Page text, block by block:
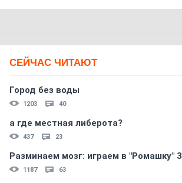
СЕЙЧАС ЧИТАЮТ
Город без воды
1203 40
а где местная либерота?
437 23
Разминаем мозг: играем в "Ромашку" 3
1187 63